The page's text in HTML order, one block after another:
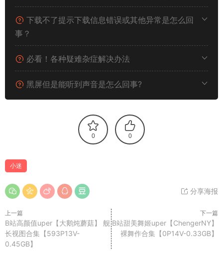
下载不了提示下载信息错误或其他异常是怎么回
事？
必看！各种疑难杂症解决办法
黑屏但是能听到声音是怎么回事?
0 0
小迷
分享海报
上一篇
B站高颜值uper【大鹅炖蘑菇】 舰
长视图合集【593P13V-
0.45GB】
下一篇
B站甜美舞姬uper【ChengerNY】
裸舞作合集【0P14V-0.33GB】